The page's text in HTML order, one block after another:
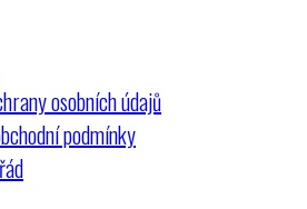
osobních údajů
podmínky